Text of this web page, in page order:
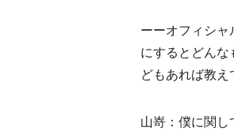
ーーオフィシ
にするとどん
どもあれば教え
山嵜：僕に関